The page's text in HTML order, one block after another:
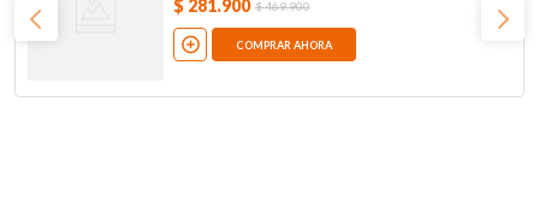
$ 281.900 $469.900
COMPRAR AHORA